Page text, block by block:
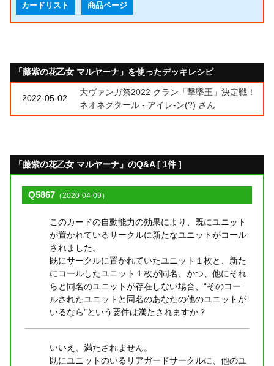
カードリスト 商品ページ
「藤紫の花乙女 マルヤーナ」を使ったデッキレシピ
2022-05-02
大ヴァンガ祭2022 クラン「撃墜王」決定戦！
ネオネクタール - アイレ-ン(?) さん
「藤紫の花乙女 マルヤーナ」のQ&A [ 1件 ]
Q5867 （2020-04-09）
このカードの自動能力の効果により、既にユニット
が置かれているサークルに新たなユニットがコール
されました。
既にサークルに置かれていたユニット１枚と、新た
にコールしたユニット１枚が同名、かつ、他にそれ
らと同名のユニットが存在しない場合、“そのコー
ルされたユニットと同名のあなたの他のユニットが
いるなら”という要件は満たされますか？
いいえ、満たされません。
既にユニットのいるリアガードサークルに、他のユ